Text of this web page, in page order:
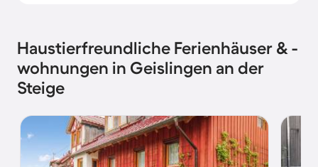
Haustierfreundliche Ferienhäuser & -
wohnungen in Geislingen an der
Steige